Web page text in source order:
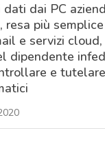
dai PC
più
e servizi
dipendente
e